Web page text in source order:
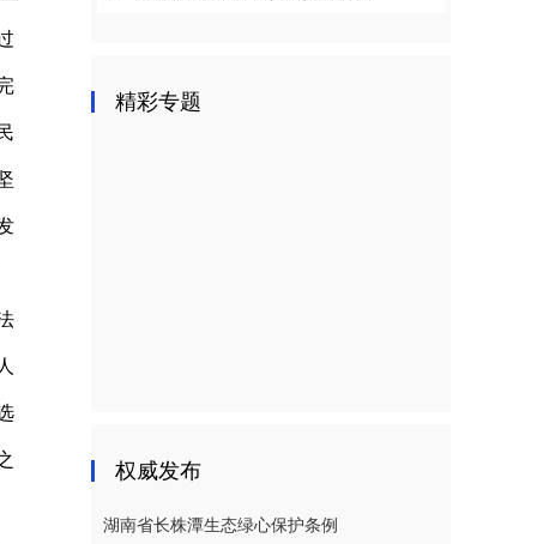
精彩专题
权威发布
湖南省长株潭生态绿心保护条例